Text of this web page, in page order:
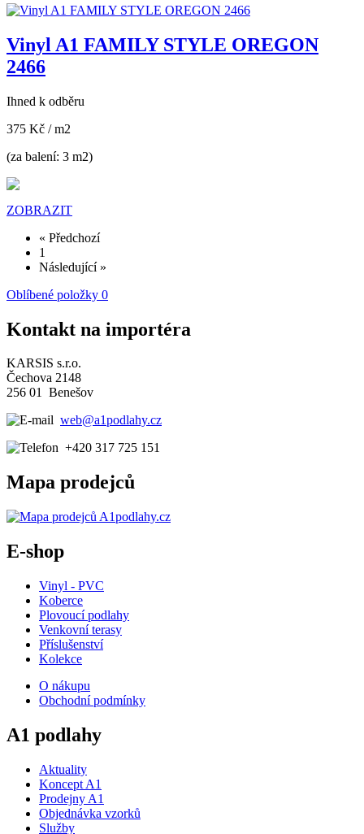
Vinyl A1 FAMILY STYLE OREGON
2466
Ihned k odběru
375 Kč / m2
(za balení: 3 m2)
ZOBRAZIT
« Předchozí
1
Následující »
Oblíbené položky 0
Kontakt na importéra
KARSIS s.r.o.
Čechova 2148
256 01 Benešov
web@a1podlahy.cz
+420 317 725 151
Mapa prodejců
E-shop
Vinyl - PVC
Koberce
Plovoucí podlahy
Venkovní terasy
Příslušenství
Kolekce
O nákupu
Obchodní podmínky
A1 podlahy
Aktuality
Koncept A1
Prodejny A1
Objednávka vzorků
Služby